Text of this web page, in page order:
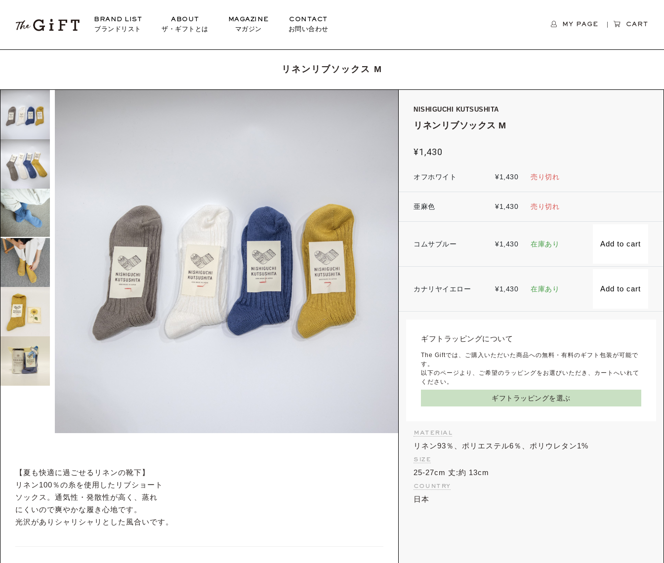
BRAND LIST
ブランドリスト
ABOUT
ザ・ギフトとは
MAGAZINE
マガジン
CONTACT
お問い合わせ
MY PAGE CART
リネンリブソックス M
NISHIGUCHI KUTSUSHITA
リネンリブソックス M
¥1,430
オフホワイト ¥1,430 売り切れ
亜麻色 ¥1,430 売り切れ
コムサブルー ¥1,430 在庫あり Add to cart
カナリヤイエロー ¥1,430 在庫あり Add to cart
ギフトラッピングについて
The Giftでは、ご購入いただいた商品への無料・有料のギフト包装が可能で
す。
以下のページより、ご希望のラッピングをお選びいただき、カートへいれて
ください。
ギフトラッピングを選ぶ
material
リネン93％、ポリエステル6％、ポリウレタン1%
size
25-27cm 丈:約 13cm
country
日本
【夏も快適に過ごせるリネンの靴下】
リネン100％の糸を使用したリブショート
ソックス。通気性・発散性が高く、蒸れ
にくいので爽やかな履き心地です。
光沢がありシャリシャリとした風合いです。